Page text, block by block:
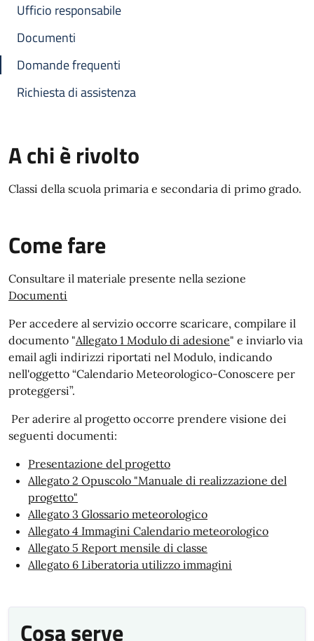
Ufficio responsabile
Documenti
Domande frequenti
Richiesta di assistenza
A chi è rivolto
Classi della scuola primaria e secondaria di primo grado.
Come fare
Consultare il materiale presente nella sezione
Documenti
Per accedere al servizio occorre scaricare, compilare il
documento "Allegato 1 Modulo di adesione" e inviarlo via
email agli indirizzi riportati nel Modulo, indicando
nell'oggetto “Calendario Meteorologico-Conoscere per
proteggersi”.
Per aderire al progetto occorre prendere visione dei
seguenti documenti:
Presentazione del progetto
Allegato 2 Opuscolo "Manuale di realizzazione del
progetto"
Allegato 3 Glossario meteorologico
Allegato 4 Immagini Calendario meteorologico
Allegato 5 Report mensile di classe
Allegato 6 Liberatoria utilizzo immagini
Cosa serve